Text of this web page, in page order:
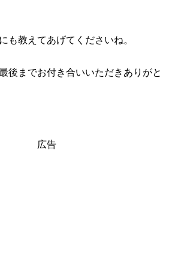
も教えてあげてくださいね。
後までお付き合いいただきありがと
広告